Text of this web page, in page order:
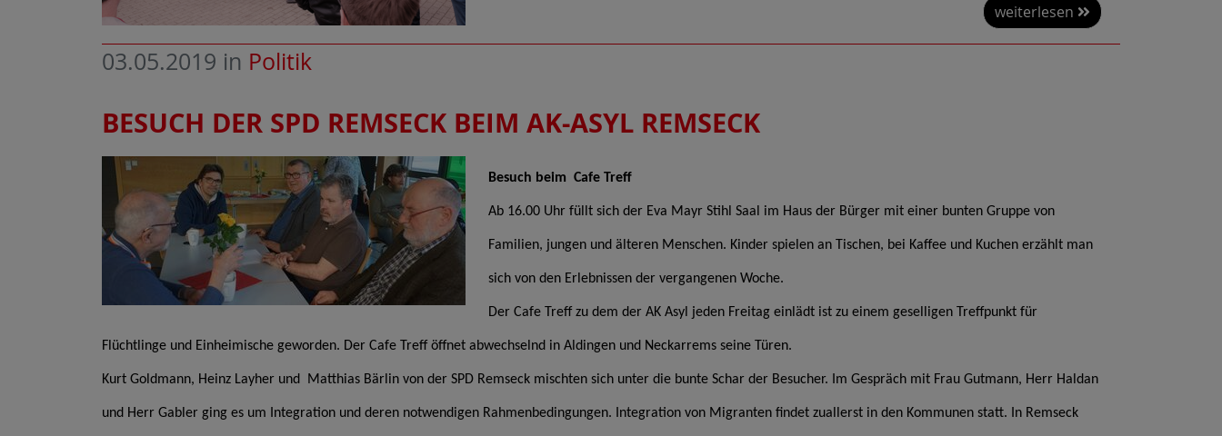
weiterlesen
03.05.2019 in Politik
BESUCH DER SPD REMSECK BEIM AK-ASYL REMSECK
Besuch beim Cafe Treff
Ab 16.00 Uhr füllt sich der Eva Mayr Stihl Saal im Haus der Bürger mit einer bunten Gruppe von
Familien, jungen und älteren Menschen. Kinder spielen an Tischen, bei Kaffee und Kuchen erzählt man
sich von den Erlebnissen der vergangenen Woche.
Der Cafe Treff zu dem der AK Asyl jeden Freitag einlädt ist zu einem geselligen Treffpunkt für
Flüchtlinge und Einheimische geworden. Der Cafe Treff öffnet abwechselnd in Aldingen und Neckarrems seine Türen.
Kurt Goldmann, Heinz Layher und Matthias Bärlin von der SPD Remseck mischten sich unter die bunte Schar der Besucher. Im Gespräch mit Frau Gutmann, Herr Haldan
und Herr Gabler ging es um Integration und deren notwendigen Rahmenbedingungen. Integration von Migranten findet zuallerst in den Kommunen statt. In Remseck